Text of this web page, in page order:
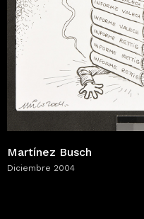
Martínez Busch
Diciembre 2004